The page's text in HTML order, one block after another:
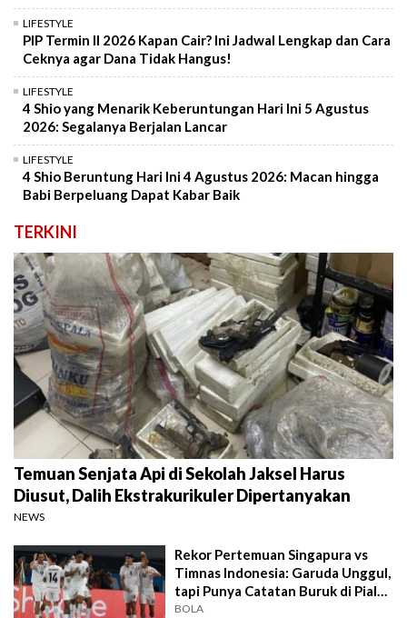
LIFESTYLE
PIP Termin II 2026 Kapan Cair? Ini Jadwal Lengkap dan Cara
Ceknya agar Dana Tidak Hangus!
LIFESTYLE
4 Shio yang Menarik Keberuntungan Hari Ini 5 Agustus
2026: Segalanya Berjalan Lancar
LIFESTYLE
4 Shio Beruntung Hari Ini 4 Agustus 2026: Macan hingga
Babi Berpeluang Dapat Kabar Baik
TERKINI
Temuan Senjata Api di Sekolah Jaksel Harus
Diusut, Dalih Ekstrakurikuler Dipertanyakan
NEWS
Rekor Pertemuan Singapura vs
Timnas Indonesia: Garuda Unggul,
tapi Punya Catatan Buruk di Piala
AFF
BOLA